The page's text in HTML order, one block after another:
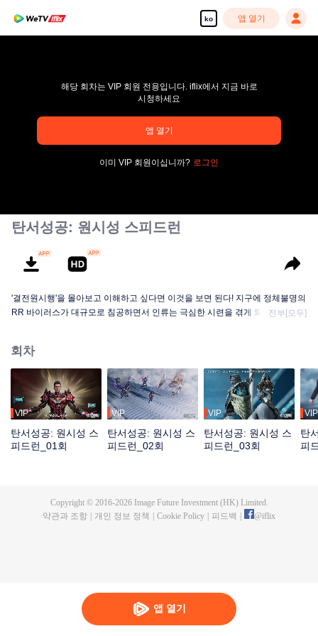
ko 앱 열기
앱 열기
pay limit
오류 코드: 70013083.-1-2daeec1adfbe3f1371e1fa1c11b83e66
해당 회차는 VIP 회원 전용입니다. iflix에서 지금 바로
시청하세요
앱 열기
이미 VIP 회원이십니까? 로그인
탄서성공: 원시성 스피드런
'결전원시행'을 몰아보고 이해하고 싶다면 이것을 보면 된다! 지구에 정체불명의
RR 바이러스가 대규모로 침공하면서 인류는 극심한 시련을 겪게 되는데, 이 시
'무자'라고 칭한다. 주인공 뤄펑은 무자가 되기 위해 노력하지만 그의 앞길은 순
탄하지 않았다. 가장 먼저 맞닥뜨린 장애물은 가난한 가정 형편이다. 부모님은
그에게 많은 도움을 줄 수 없었기에 그는 오로지 자신의 노력에 의지해야만 했
다. 끊임없는 고난과 수련을 통해 뤄펑은 자신의 잠재력을 하나씩 깨우고, 능력
을 향상시키며 자기 가치를 인정받게 된다.
전부[모두]
회차
VIP
탄서성공: 원시성 스
피드런_01회
VIP
탄서성공: 원시성 스
피드런_02회
VIP
탄서성공: 원시성 스
피드런_03회
VIP
탄
피
Copyright © 2016-2026Image Future Investment (HK) Limited.
약관과 조항
개인 정보 정책 Cookie Policy 피드백 @iflix